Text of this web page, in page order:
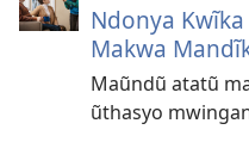
Ndonya
Makwa
Maũndũ atatũ
ũthasyo